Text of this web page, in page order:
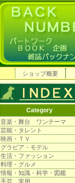
ショップ概要
Category
音楽・舞台 ワンテーマ
芸能・タレント
映画・ＴＶ
グラビア・モデル
生活・ファッション
料理・グルメ
情報・知識・科学・図鑑
手芸 実用